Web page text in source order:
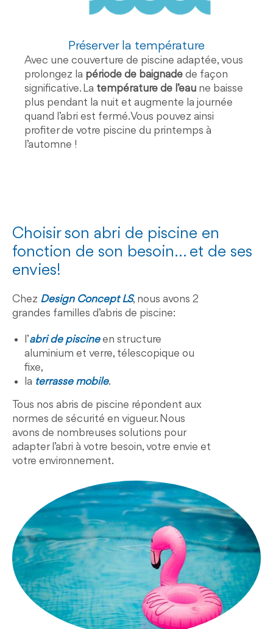
Préserver la température
Avec une couverture de piscine adaptée, vous
prolongez la période de baignade de façon
significative. La température de l’eau ne baisse
plus pendant la nuit et augmente la journée
quand l’abri est fermé. Vous pouvez ainsi
profiter de votre piscine du printemps à
l’automne !
Choisir son abri de piscine en
fonction de son besoin... et de ses
envies!
Chez Design Concept LS, nous avons 2
grandes familles d’abris de piscine:
l’abri de piscine en structure
aluminium et verre, télescopique ou
fixe,
la terrasse mobile.
Tous nos abris de piscine répondent aux
normes de sécurité en vigueur. Nous
avons de nombreuses solutions pour
adapter l’abri à votre besoin, votre envie et
votre environnement.